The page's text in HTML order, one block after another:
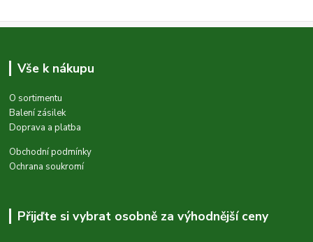
Vše k nákupu
O sortimentu
Balení zásilek
Doprava a platba
Obchodní podmínky
Ochrana soukromí
Přijďte si vybrat osobně za výhodnější ceny